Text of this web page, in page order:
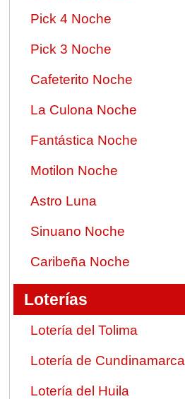
Pick 4 Noche
Pick 3 Noche
Cafeterito Noche
La Culona Noche
Fantástica Noche
Motilon Noche
Astro Luna
Sinuano Noche
Caribeña Noche
Loterías
Lotería del Tolima
Lotería de Cundinamarca
Lotería del Huila